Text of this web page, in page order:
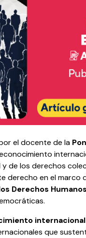
el docente de la
de los derechos
derecho en el marco
Derechos Humanos
que